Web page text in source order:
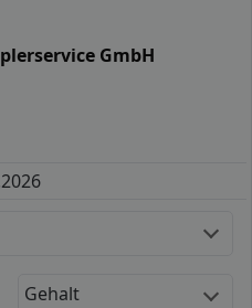
GmbH
Gehalt